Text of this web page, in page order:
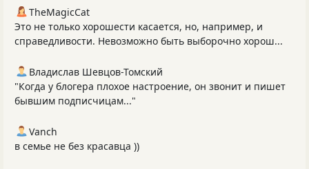
TheMagicCat
Это не только хорошести касается, но, например, и
справедливости. Невозможно быть выборочно хорош...
Владислав Шевцов-Томский
"Когда у блогера плохое настроение, он звонит и пишет
бывшим подписчицам..."
Vanch
в семье не без красавца ))